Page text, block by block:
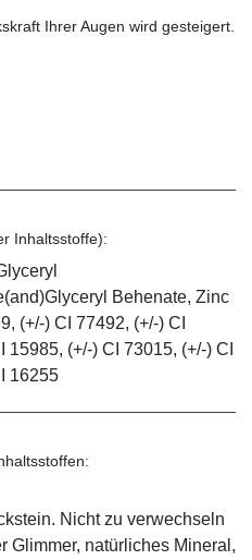
Ihrer Augen wird gesteigert.
Inhaltsstoffe):
Behenate, Zinc
(+/-) CI 77492, (+/-) CI
(+/-) CI 73015, (+/-) CI
16255
Nicht zu verwechseln
Glimmer, natürliches Mineral,